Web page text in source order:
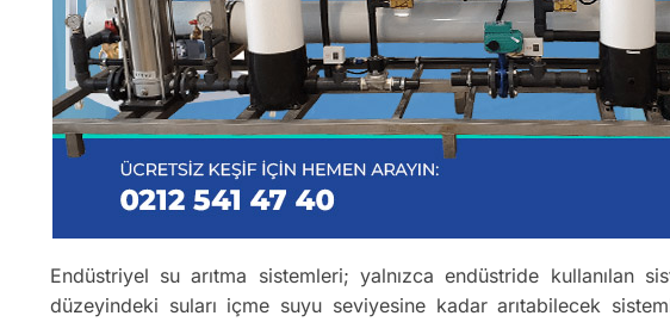
Endüstriyel su arıtma sistemleri; yalnızca endüstride
düzeyindeki suları içme suyu seviyesine kadar arıtabilecek